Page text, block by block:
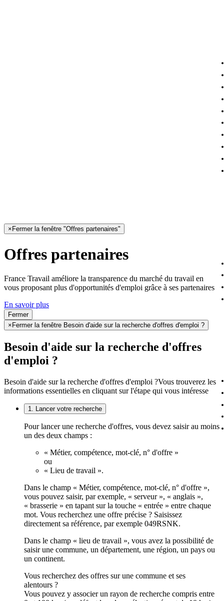
× Fermer la fenêtre "Offres partenaires"
Offres partenaires
France Travail améliore la transparence du marché du travail en
vous proposant plus d'opportunités d'emploi grâce à ses partenaires
En savoir plus
Fermer
× Fermer la fenêtre Besoin d'aide sur la recherche d'offres d'emploi ?
Besoin d'aide sur la recherche d'offres
d'emploi ?
Besoin d'aide sur la recherche d'offres d'emploi ?Vous trouverez les
informations essentielles en cliquant sur l'étape qui vous intéresse
1. Lancer votre recherche
Pour lancer une recherche d'offres, vous devez saisir au moins
un des deux champs :
« Métier, compétence, mot-clé, n° d'offre »
ou
« Lieu de travail ».
Dans le champ « Métier, compétence, mot-clé, n° d'offre »,
vous pouvez saisir, par exemple, « serveur », « anglais »,
« brasserie » en tapant sur la touche « entrée » entre chaque
mot. Vous recherchez une offre précise ? Saisissez
directement sa référence, par exemple 049RSNK.
Dans le champ « lieu de travail », vous avez la possibilité de
saisir une commune, un département, une région, un pays ou
un continent.
Vous recherchez des offres sur une commune et ses
alentours ?
Vous pouvez y associer un rayon de recherche compris entre